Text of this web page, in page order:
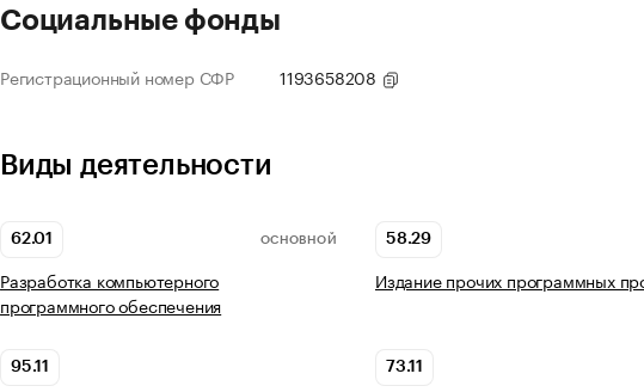
Социальные фонды
Регистрационный номер СФР 1193658208
Виды деятельности
62.01 ОСНОВНОЙ
Разработка компьютерного
программного обеспечения
58.29
Издание прочих программных
95.11 73.11